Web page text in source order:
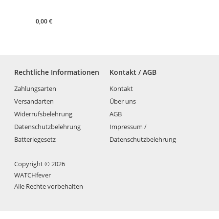
0,00€
Rechtliche Informationen
Zahlungsarten
Versandarten
Widerrufsbelehrung
Datenschutzbelehrung
Batteriegesetz
Kontakt / AGB
Kontakt
Über uns
AGB
Impressum /
Datenschutzbelehrung
Copyright © 2026
WATCHfever
Alle Rechte vorbehalten